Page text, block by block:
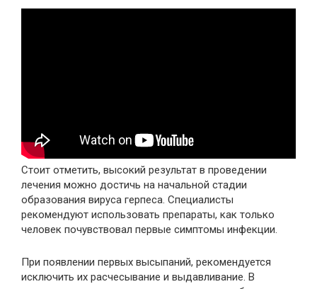
Стоит отметить, высокий результат в проведении
лечения можно достичь на начальной стадии
образования вируса герпеса. Специалисты
рекомендуют использовать препараты, как только
человек почувствовал первые симптомы инфекции.
При появлении первых высыпаний, рекомендуется
исключить их расчесывание и выдавливание. В